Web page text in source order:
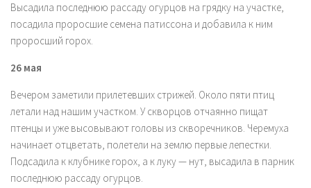
Высадила последнюю рассаду огурцов на грядку на участке,
посадила проросшие семена патиссона и добавила к ним
проросший горох.
26 мая
Вечером заметили прилетевших стрижей. Около пяти птиц
летали над нашим участком. У скворцов отчаянно пищат
птенцы и уже высовывают головы из скворечников. Черемуха
начинает отцветать, полетели на землю первые лепестки.
Подсадила к клубнике горох, а к луку — нут, высадила в парник
последнюю рассаду огурцов.